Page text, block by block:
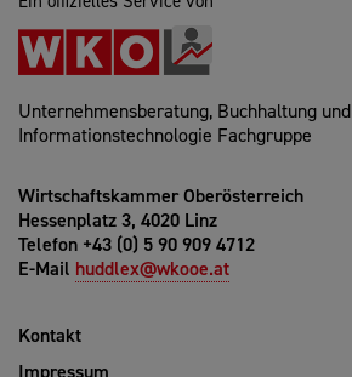
Unternehmensberatung, Buchhaltung und
Informationstechnologie Fachgruppe
Wirtschaftskammer Oberösterreich
Hessenplatz 3, 4020 Linz
Telefon +43 (0) 5 90 909 4712
E-Mail huddlex@wkooe.at
Kontakt
Impressum